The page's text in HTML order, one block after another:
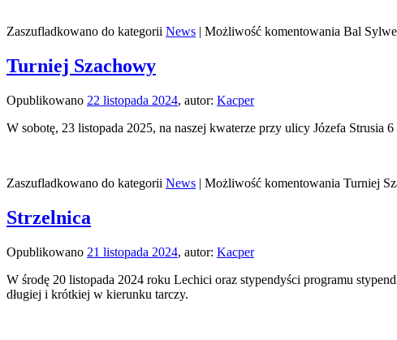
Zaszufladkowano do kategorii News | Możliwość komentowania Bal
Turniej Szachowy
Opublikowano 22 listopada 2024, autor: Kacper
W sobotę, 23 listopada 2025, na naszej kwaterze przy ulicy Józefa Strusia
Zaszufladkowano do kategorii News | Możliwość komentowania Turniej
Strzelnica
Opublikowano 21 listopada 2024, autor: Kacper
W środę 20 listopada 2024 roku Lechici oraz stypendyści programu
długiej i krótkiej w kierunku tarczy.